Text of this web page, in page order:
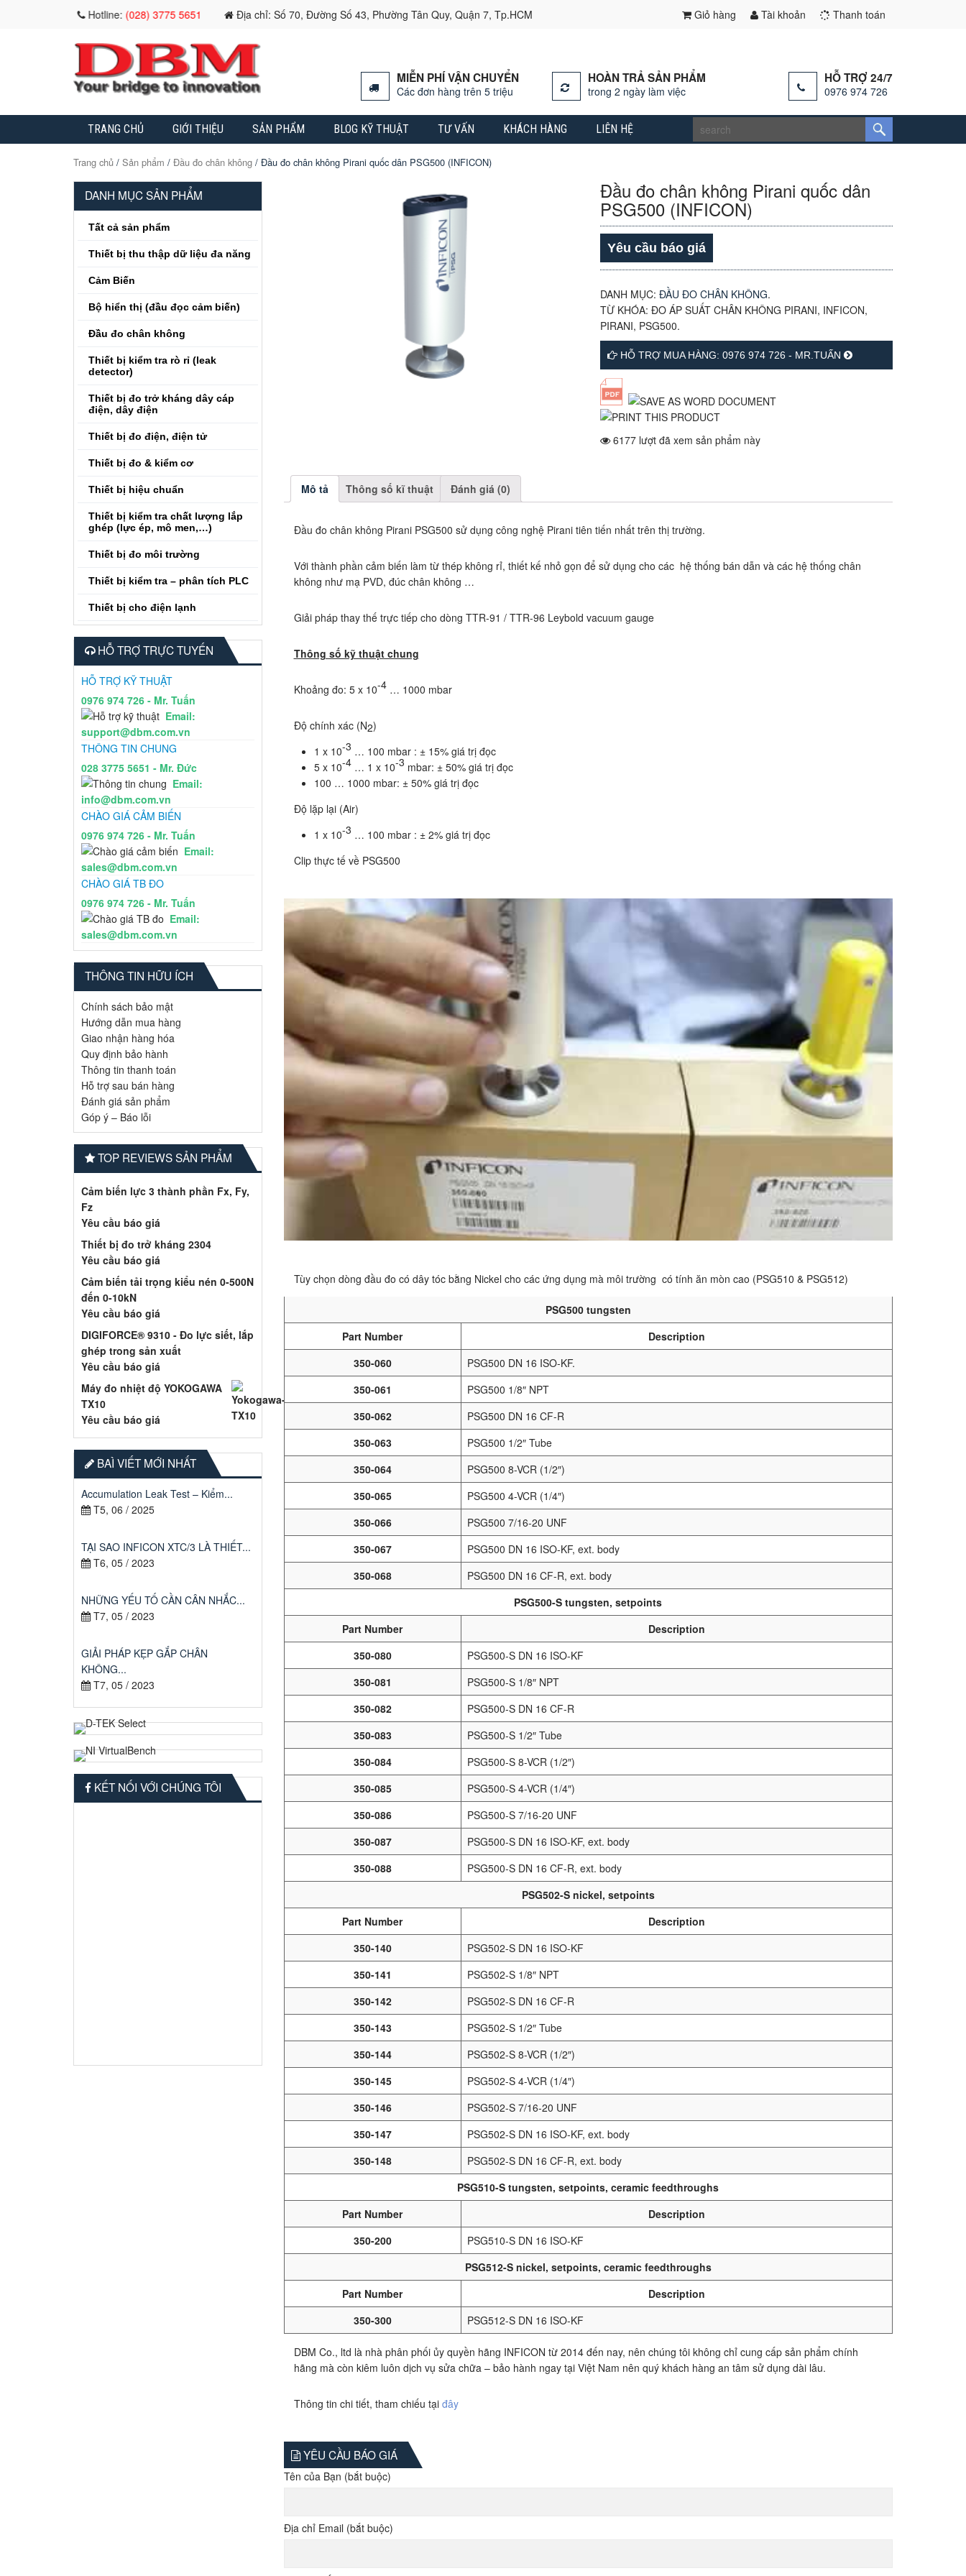
Hotline:(028) 3775 5651 Địa chỉ: Số 70, Đường Số 43, Phường Tân Quy, Quận 7, Tp.HCM Giỏ hàng Tài khoản Thanh toán
MIỄN PHÍ VẬN CHUYỂN
Các đơn hàng trên 5 triệu
HOÀN TRẢ SẢN PHẨM
trong 2 ngày làm việc
HỖ TRỢ 24/7
0976 974 726
TRANG CHỦ GIỚI THIỆU SẢN PHẨM BLOG KỸ THUẬT TƯ VẤN KHÁCH HÀNG LIÊN HỆ
Trang chủ / Sản phẩm / Đầu đo chân không / Đầu đo chân không Pirani quốc dân PSG500 (INFICON)
DANH MỤC SẢN PHẨM
Tất cả sản phẩm
Thiết bị thu thập dữ liệu đa năng
Cảm Biến
Bộ hiển thị (đầu đọc cảm biến)
Đầu đo chân không
Thiết bị kiểm tra rò rỉ (leak
detector)
Thiết bị đo trở kháng dây cáp
điện, dây điện
Thiết bị đo điện, điện tử
Thiết bị đo & kiểm cơ
Thiết bị hiệu chuẩn
Thiết bị kiểm tra chất lượng lắp
ghép (lực ép, mô men,…)
Thiết bị đo môi trường
Thiết bị kiểm tra – phân tích PLC
Thiết bị cho điện lạnh
HỖ TRỢ TRỰC TUYẾN
HỖ TRỢ KỸ THUẬT
0976 974 726 - Mr. Tuấn
Email:
support@dbm.com.vn
THÔNG TIN CHUNG
028 3775 5651 - Mr. Đức
Email:
info@dbm.com.vn
CHÀO GIÁ CẢM BIẾN
0976 974 726 - Mr. Tuấn
Email:
sales@dbm.com.vn
CHÀO GIÁ TB ĐO
0976 974 726 - Mr. Tuấn
Email:
sales@dbm.com.vn
THÔNG TIN HỮU ÍCH
Chính sách bảo mật
Hướng dẫn mua hàng
Giao nhận hàng hóa
Quy định bảo hành
Thông tin thanh toán
Hỗ trợ sau bán hàng
Đánh giá sản phẩm
Góp ý – Báo lỗi
TOP REVIEWS SẢN PHẨM
Cảm biến lực 3 thành phần Fx, Fy,
Fz
Yêu cầu báo giá
Thiết bị đo trở kháng 2304
Yêu cầu báo giá
Cảm biến tải trọng kiểu nén 0-500N
đến 0-10kN
Yêu cầu báo giá
DIGIFORCE® 9310 - Đo lực siết, lắp
ghép trong sản xuất
Yêu cầu báo giá
Máy đo nhiệt độ YOKOGAWA
TX10
Yêu cầu báo giá
BAÌ VIẾT MỚI NHẤT
Accumulation Leak Test – Kiểm...
T5, 06 / 2025
TẠI SAO INFICON XTC/3 LÀ THIẾT...
T6, 05 / 2023
NHỮNG YẾU TỐ CẦN CÂN NHẮC...
T7, 05 / 2023
GIẢI PHÁP KẸP GẮP CHÂN
KHÔNG...
T7, 05 / 2023
KẾT NỐI VỚI CHÚNG TÔI
Đầu đo chân không Pirani quốc dân
PSG500 (INFICON)
Yêu cầu báo giá
DANH MỤC:ĐẦU ĐO CHÂN KHÔNG.
TỪ KHÓA:ĐO ÁP SUẤT CHÂN KHÔNG PIRANI, INFICON,
PIRANI, PSG500.
HỖ TRỢ MUA HÀNG: 0976 974 726 - MR.TUẤN
6177 lượt đã xem sản phẩm này
Mô tả Thông số kĩ thuật Đánh giá (0)
Đầu đo chân không Pirani PSG500 sử dụng công nghệ Pirani tiên tiến nhất trên thị trường.
Với thành phần cảm biến làm từ thép không rỉ, thiết kế nhỏ gọn để sử dụng cho các hệ thống bán dẫn và các hệ thống chân
không như mạ PVD, đúc chân không …
Giải pháp thay thế trực tiếp cho dòng TTR-91 / TTR-96 Leybold vacuum gauge
Thông số kỹ thuật chung
Khoảng đo: 5 x 10-4… 1000 mbar
Độ chính xác (N2)
1 x 10-3 … 100 mbar : ± 15% giá trị đọc
5 x 10-4… 1 x 10-3 mbar: ± 50% giá trị đọc
100 … 1000 mbar: ± 50% giá trị đọc
Độ lặp lại (Air)
1 x 10-3 … 100 mbar : ± 2% giá trị đọc
Clip thực tế về PSG500
Tùy chọn dòng đầu đo có dây tóc bằng Nickel cho các ứng dụng mà môi trường có tính ăn mòn cao (PSG510 & PSG512)
PSG500 tungsten
Part Number
Description
350-060
PSG500 DN 16 ISO-KF.
350-061
PSG500 1/8″ NPT
350-062
PSG500 DN 16 CF-R
350-063
PSG500 1/2″ Tube
350-064
PSG500 8-VCR (1/2″)
350-065
PSG500 4-VCR (1/4″)
350-066
PSG500 7/16-20 UNF
350-067
PSG500 DN 16 ISO-KF, ext. body
350-068
PSG500 DN 16 CF-R, ext. body
PSG500-S tungsten, setpoints
Part Number
Description
350-080
PSG500-S DN 16 ISO-KF
350-081
PSG500-S 1/8″ NPT
350-082
PSG500-S DN 16 CF-R
350-083
PSG500-S 1/2″ Tube
350-084
PSG500-S 8-VCR (1/2″)
350-085
PSG500-S 4-VCR (1/4″)
350-086
PSG500-S 7/16-20 UNF
350-087
PSG500-S DN 16 ISO-KF, ext. body
350-088
PSG500-S DN 16 CF-R, ext. body
PSG502-S nickel, setpoints
Part Number
Description
350-140
PSG502-S DN 16 ISO-KF
350-141
PSG502-S 1/8″ NPT
350-142
PSG502-S DN 16 CF-R
350-143
PSG502-S 1/2″ Tube
350-144
PSG502-S 8-VCR (1/2″)
350-145
PSG502-S 4-VCR (1/4″)
350-146
PSG502-S 7/16-20 UNF
350-147
PSG502-S DN 16 ISO-KF, ext. body
350-148
PSG502-S DN 16 CF-R, ext. body
PSG510-S tungsten, setpoints, ceramic feedthroughs
Part Number
Description
350-200
PSG510-S DN 16 ISO-KF
PSG512-S nickel, setpoints, ceramic feedthroughs
Part Number
Description
350-300
PSG512-S DN 16 ISO-KF
DBM Co., ltd là nhà phân phối ủy quyền hãng INFICON từ 2014 đến nay, nên chúng tôi không chỉ cung cấp sản phẩm chính
hãng mà còn kiêm luôn dịch vụ sửa chữa – bảo hành ngay tại Việt Nam nên quý khách hàng an tâm sử dụng dài lâu.
Thông tin chi tiết, tham chiếu tại đây
YÊU CẦU BÁO GIÁ
Tên của Bạn (bắt buộc)
Địa chỉ Email (bắt buộc)